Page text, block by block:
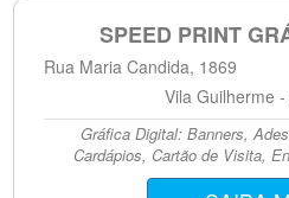
SPEED PRINT
Rua Maria Candida, 1869
Vila Guilherme
Gráfica Digital: Banners,
Cardápios, Cartão de Visita,